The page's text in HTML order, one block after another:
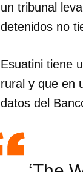
un tribunal
detenidos no
Esuatini tiene
rural y que en
datos del